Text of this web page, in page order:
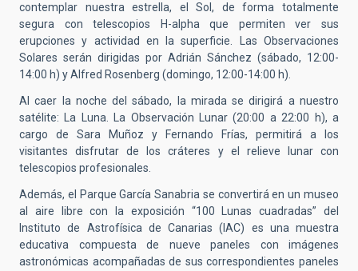
contemplar nuestra estrella, el Sol, de forma totalmente
segura con telescopios H-alpha que permiten ver sus
erupciones y actividad en la superficie. Las Observaciones
Solares serán dirigidas por Adrián Sánchez (sábado, 12:00-
14:00 h) y Alfred Rosenberg (domingo, 12:00-14:00 h).
Al caer la noche del sábado, la mirada se dirigirá a nuestro
satélite: La Luna. La Observación Lunar (20:00 a 22:00 h), a
cargo de Sara Muñoz y Fernando Frías, permitirá a los
visitantes disfrutar de los cráteres y el relieve lunar con
telescopios profesionales.
Además, el Parque García Sanabria se convertirá en un museo
al aire libre con la exposición “100 Lunas cuadradas” del
Instituto de Astrofísica de Canarias (IAC) es una muestra
educativa compuesta de nueve paneles con imágenes
astronómicas acompañadas de sus correspondientes paneles